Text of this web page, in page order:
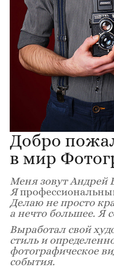
Добро
в мир
Меня зовут Андрей
Я
Делаю не просто
а нечто большее. Я
Выработал свой
стиль и
фотографическое
события.